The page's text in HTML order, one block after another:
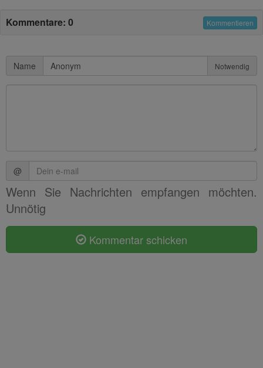
boykottieren
Kommentare: 0 Kommentieren
Name Notwendig
@
Wenn Sie Nachrichten empfangen möchten.
Unnötig
Kommentar schicken